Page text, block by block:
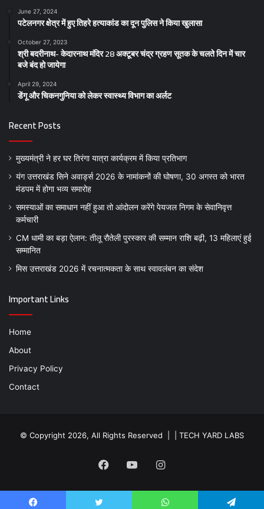
June 27, 2024
पटेलनगर क्षेत्र में हुए तिहरे हत्याकांड का दून पुलिस ने किया खुलासा
October 27, 2023
श्री बदरीनाथ- केदारनाथ मंदिर 28 अक्टूबर चंद्र ग्रहण सूतक के चलते दिन में चार
बजे बंद हो जायेगा
April 29, 2024
डेंगू और चिकनगुनिया को लेकर स्वास्थ्य विभाग का अर्लट
Recent Posts
मुख्यमंत्री ने हर घर तिरंगा यात्रा कार्यक्रम में किया प्रतिभाग
यंग उत्तराखंड सिने अवार्ड्स 2026 के नामांकनों की घोषणा, 30 अगस्त को भारत
मंडपम में होगा भव्य समारोह
समस्याओं का समाधान नहीं हुआ तो आंदोलन करेंगे पेयजल निगम के सेवानिवृत्त
कर्मचारी
CM धामी का बड़ा ऐलान: तीलू रौतेली पुरस्कार की सम्मान राशि बढ़ी, 13 महिलाएं हुई
सम्मानित
मिस उत्तराखंड 2026 में रचनात्मकता के साथ स्वावलंबन का संदेश
Important Links
Home
About
Privacy Policy
Contact
© Copyright 2026, All Rights Reserved | | TECH YARD LABS
Facebook
YouTubeInstagram